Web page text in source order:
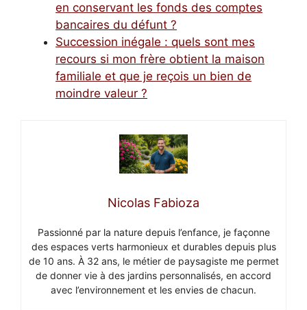
en conservant les fonds des comptes
bancaires du défunt ?
Succession inégale : quels sont mes
recours si mon frère obtient la maison
familiale et que je reçois un bien de
moindre valeur ?
Nicolas Fabioza
Passionné par la nature depuis l’enfance, je façonne
des espaces verts harmonieux et durables depuis plus
de 10 ans. À 32 ans, le métier de paysagiste me permet
de donner vie à des jardins personnalisés, en accord
avec l’environnement et les envies de chacun.